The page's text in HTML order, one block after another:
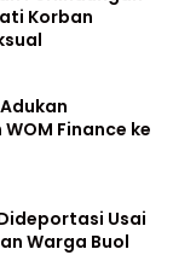
Korban
Finance ke
Usai
Warga Buol